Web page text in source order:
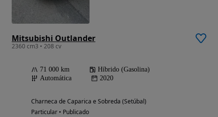
Mitsubishi Outlander
2360 cm3 • 208 cv
71 000 km
Híbrido (Gasolina)
Automática
2020
Charneca de Caparica e Sobreda (Setúbal)
Particular • Publicado